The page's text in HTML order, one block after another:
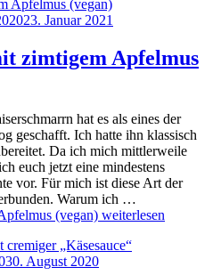
23. Januar 2021
zimtigem Apfelmus
hat es als eines der
geschafft. Ich hatte ihn klassisch
Da ich mich mittlerweile
euch jetzt eine mindestens
vor. Für mich ist diese Art der
Warum ich …
(vegan) weiterlesen
30. August 2020